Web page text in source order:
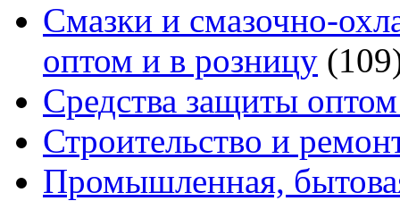
Смазки и смазочно-
оптом и в розницу
Средства защиты
Строительство и
Промышленная,